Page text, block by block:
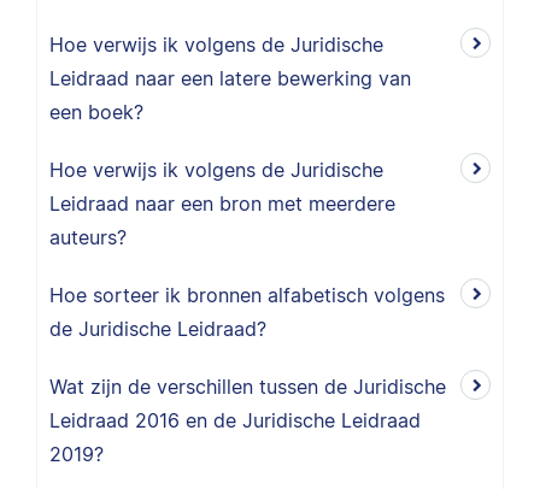
Hoe verwijs ik volgens de Juridische
Leidraad naar een latere bewerking van
een boek?
Hoe verwijs ik volgens de Juridische
Leidraad naar een bron met meerdere
auteurs?
Hoe sorteer ik bronnen alfabetisch volgens
de Juridische Leidraad?
Wat zijn de verschillen tussen de Juridische
Leidraad 2016 en de Juridische Leidraad
2019?